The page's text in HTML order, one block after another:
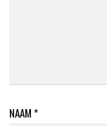
NAAM *